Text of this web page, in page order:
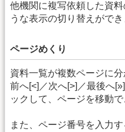
他機関に複写依頼した資
うな表示の切り替えができ
ページめくり
資料一覧が複数ページに
前へ[<]／次へ[>]／最後へ
ックして、ページを移動で
また、ページ番号を入力